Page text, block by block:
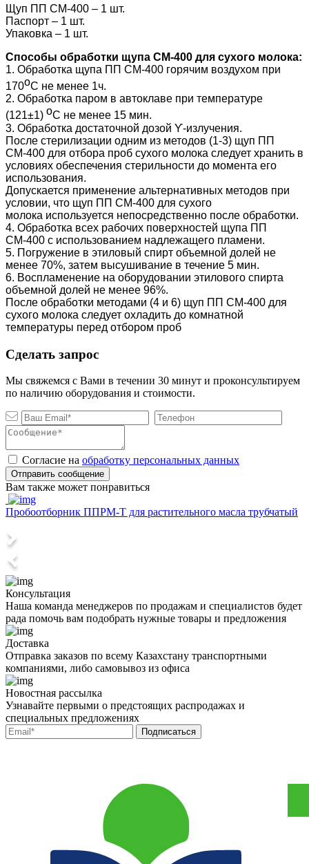
Щуп ПП СМ-400 – 1 шт.
Паспорт – 1 шт.
Упаковка – 1 шт.
Способы обработки щупа СМ-400 для сухого молока:
1. Обработка щупа ПП СМ-400 горячим воздухом при
170оС не менее 1ч.
2. Обработка паром в автоклаве при температуре
(121±1) оС не менее 15 мин.
3. Обработка достаточной дозой Ƴ-излучения.
После стерилизации одним из методов (1-3) щуп ПП
СМ-400 для отбора проб сухого молока следует хранить в
условиях обеспечения стерильности до момента его
использования.
Допускается применение альтернативных методов при
условии, что щуп ПП СМ-400 для сухого
молока используется непосредственно после обработки.
4. Обработка всех рабочих поверхностей щупа ПП
СМ-400 с использованием надлежащего пламени.
5. Погружение в этиловый спирт объемной долей не
менее 70%, затем высушивание в течение 5 мин.
6. Воспламенение на оборудовании этилового спирта
объемной долей не менее 96%.
После обработки методами (4 и 6) щуп ПП СМ-400 для
сухого молока следует охладить до комнатной
температуры перед отбором проб
Сделать запрос
Мы свяжемся с Вами в течении 30 минут и проконсультируем
по наличию оборудования и стоимости.
Согласие на обработку персональных данных
Отправить сообщение
Вам также может понравиться
Пробоотборник ППРМ-Т для растительного масла трубчатый
Консультация
Наша команда менеджеров по продажам и специалистов будет
рада помочь вам подобрать нужные товары и предложения
Доставка
Отправка заказов по всему Казахстану транспортными
компаниями, либо самовывоз из офиса
Новостная рассылка
Узнавайте первыми о предстоящих распродажах и
специальных предложениях